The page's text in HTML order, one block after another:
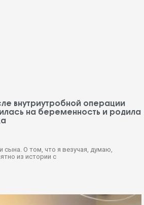
внутриутробной операции
на беременность и родила
сына. О том, что я везучая, думаю,
из истории с